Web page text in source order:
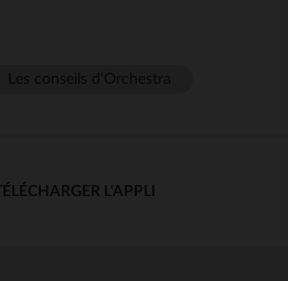
TÉLÉCHARGER L'APPLI